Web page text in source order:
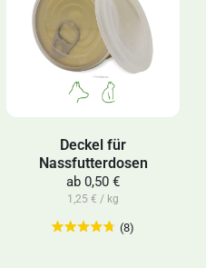
Deckel für
Nassfutterdosen
ab 0,50 €
1,25 € / kg
(8)